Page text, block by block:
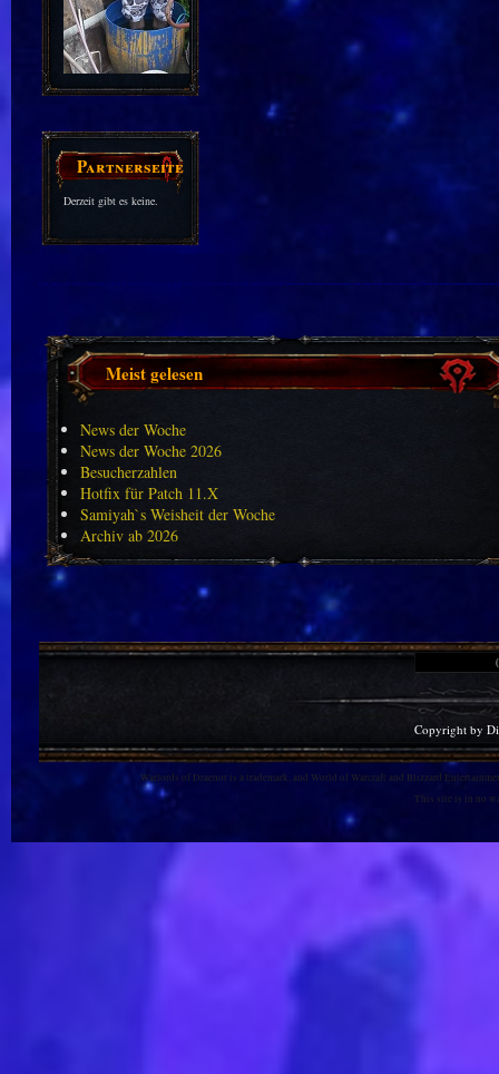
Partnerseiten
Derzeit gibt es keine.
Meist gelesen
News der Woche
News der Woche 2026
Besucherzahlen
Hotfix für Patch 11.X
Samiyah`s Weisheit der Woche
Archiv ab 2026
Copyright by
Warlords of Draenor is a trademark, and World of Warcraft and Blizzard
This site is in no